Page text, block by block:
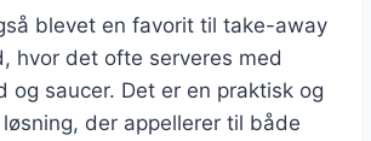
blevet en favorit til take-away
hvor det ofte serveres med
og saucer. Det er en praktisk og
der appellerer til både